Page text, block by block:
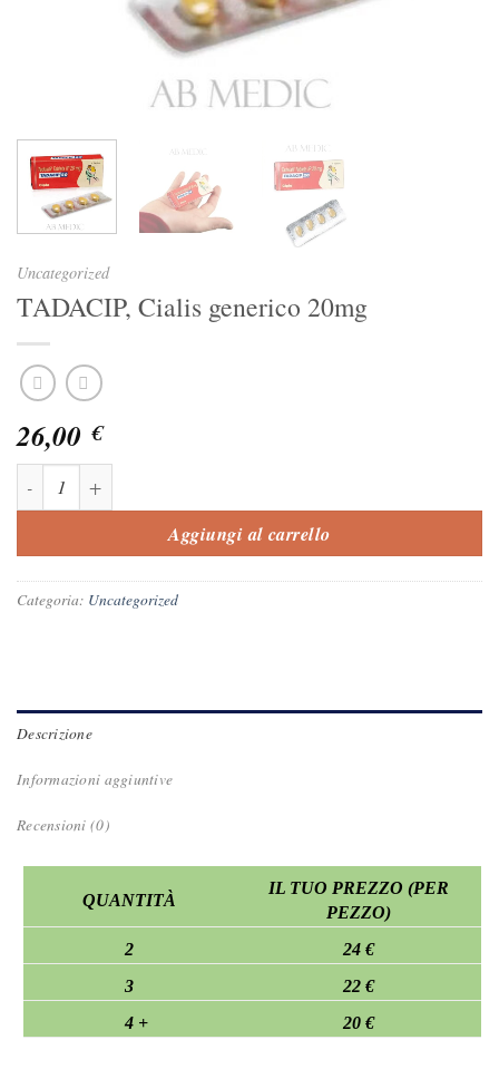
Uncategorized
TADACIP, Cialis generico 20mg
26,00 €
TADACIP, Cialis generico 20mg quantità
Aggiungi al carrello
Categoria: Uncategorized
Descrizione
Informazioni aggiuntive
Recensioni (0)
QUANTITÀ
IL TUO PREZZO (PER
PEZZO)
2
24 €
3
22 €
4 +
20 €